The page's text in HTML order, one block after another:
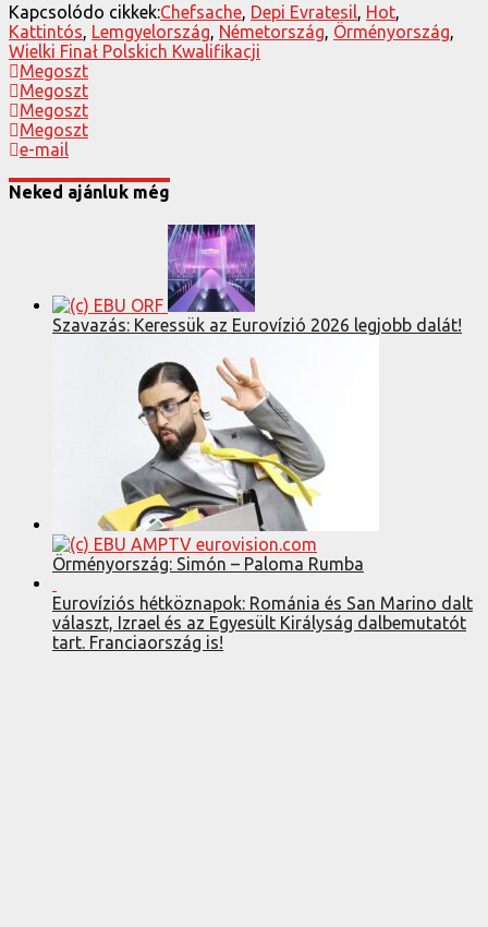
Kapcsolódo cikkek:Chefsache Depi Evratesil Hot
Kattintós Lemgyelország Németország Örményország
Wielki Finał Polskich Kwalifikacji
Megoszt
Megoszt
Megoszt
Megoszt
e-mail
Neked ajánluk még
Szavazás: Keressük az Eurovízió 2026 legjobb dalát!
Örményország: Simón – Paloma Rumba
Eurovíziós hétköznapok: Románia és San Marino dalt
választ, Izrael és az Egyesült Királyság dalbemutatót
tart. Franciaország is!